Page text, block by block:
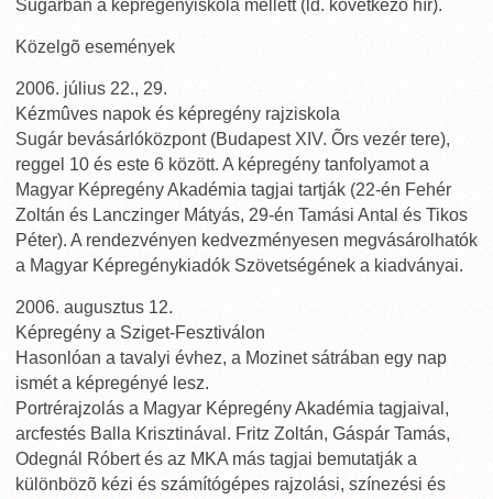
Sugárban a képregényiskola mellett (ld. következõ hír).
Közelgõ események
2006. július 22., 29.
Kézmûves napok és képregény rajziskola
Sugár bevásárlóközpont (Budapest XIV. Õrs vezér tere),
reggel 10 és este 6 között. A képregény tanfolyamot a
Magyar Képregény Akadémia tagjai tartják (22-én Fehér
Zoltán és Lanczinger Mátyás, 29-én Tamási Antal és Tikos
Péter). A rendezvényen kedvezményesen megvásárolhatók
a Magyar Képregénykiadók Szövetségének a kiadványai.
2006. augusztus 12.
Képregény a Sziget-Fesztiválon
Hasonlóan a tavalyi évhez, a Mozinet sátrában egy nap
ismét a képregényé lesz.
Portrérajzolás a Magyar Képregény Akadémia tagjaival,
arcfestés Balla Krisztinával. Fritz Zoltán, Gáspár Tamás,
Odegnál Róbert és az MKA más tagjai bemutatják a
különbözõ kézi és számítógépes rajzolási, színezési és